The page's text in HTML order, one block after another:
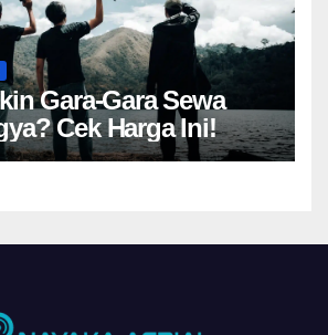
Gara-Gara Sewa
Cek Harga Ini!